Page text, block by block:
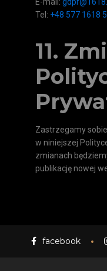
Tel: +48 577 1618
11.
Zastrzegamy
w niniejszej
zmianach
publikację nowej
facebook